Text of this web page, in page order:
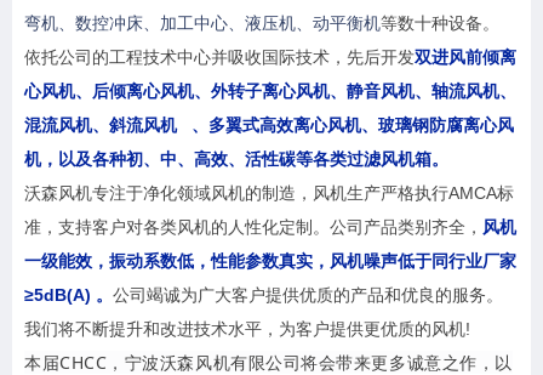
弯机、数控冲床、加工中心、液压机、动平衡机等数十种设备。
依托公司的工程技术中心并吸收国际技术，先后开发双进风前倾离
心风机、后倾离心风机、外转子离心风机、静音风机、轴流风机、
混流风机、 斜流风机
、多翼式高效离心风机、玻璃钢防腐离心风
机，以及各种初、中、高效、活性碳等各类过滤风机箱。
沃森风机专注于净化领域风机的制造，风机生产严格执行AMCA标
准，支持客户对各类风机的人性化定制。公司产品类别齐全， 风机
一级能效，振动系数低，性能参数真实，风机噪声低于同行业厂家
≥5dB(A) 。 公司竭诚为广大客户提供优质的产品和优良的服务。
我们将不断提升和改进技术水平，为客户提供更优质的风机!
本届CHCC，宁波沃森风机有限公司将会带来更多诚意之作，以